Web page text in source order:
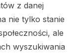
z danej
nie tylko stanie
ale
wyszukiwania